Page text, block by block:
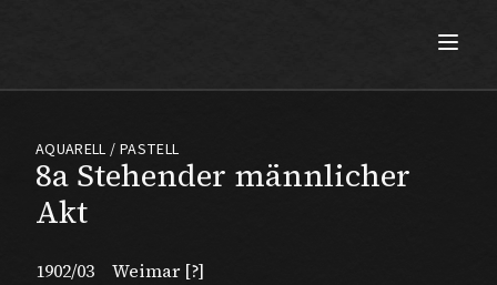
8a Stehender männlicher
Akt
AQUARELL / PASTELL
1902/03
Weimar [?]